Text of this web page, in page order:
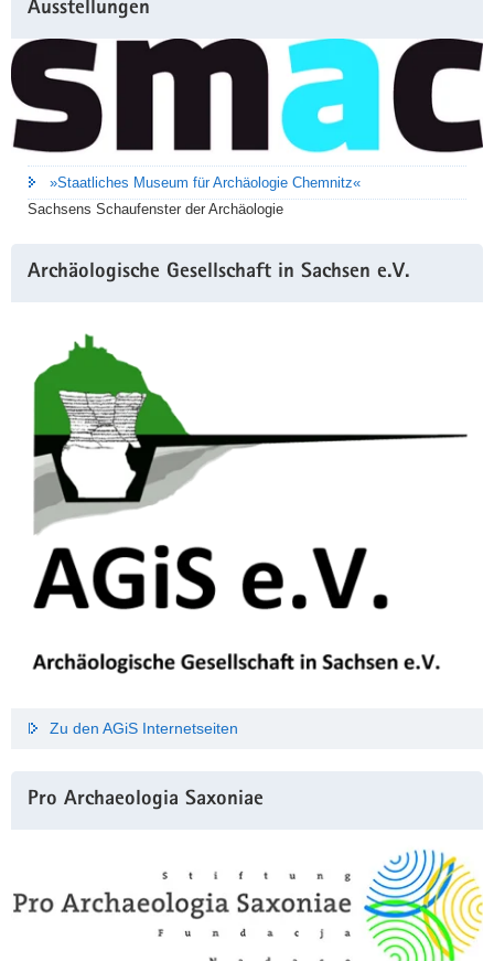
Ausstellungen
»Staatliches Museum für Archäologie Chemnitz«
Sachsens Schaufenster der Archäologie
Archäologische Gesellschaft in Sachsen e.V.
Zu den AGiS Internetseiten
Pro Archaeologia Saxoniae